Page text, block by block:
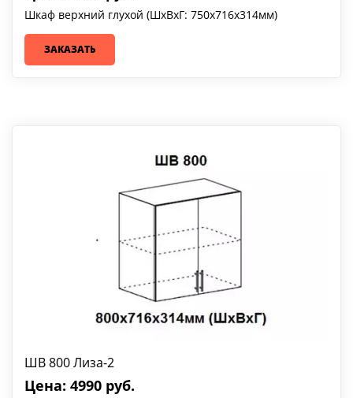
Шкаф верхний глухой (ШхВхГ: 750х716х314мм)
ЗАКАЗАТЬ
ШВ 800 Лиза-2
Цена: 4990 руб.